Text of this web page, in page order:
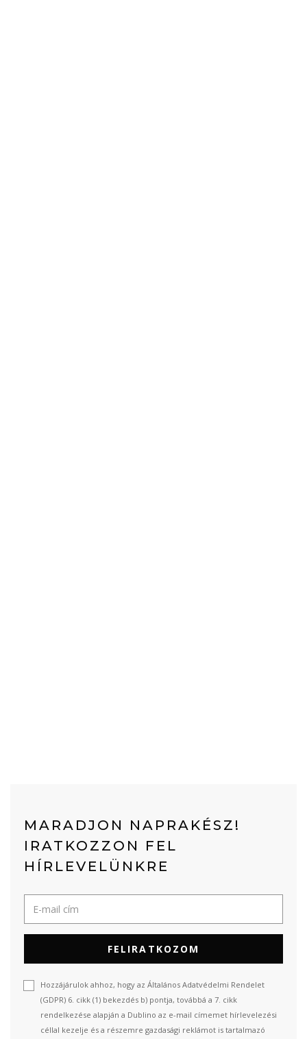
MARADJON NAPRAKÉSZ!
IRATKOZZON FEL
HÍRLEVELÜNKRE
FELIRATKOZOM
Hozzájárulok ahhoz, hogy az Általános Adatvédelmi Rendelet
(GDPR) 6. cikk (1) bekezdés b) pontja, továbbá a 7. cikk
rendelkezése alapján a Dublino az e-mail címemet hírlevelezési
céllal kezelje és a részemre gazdasági reklámot is tartalmazó